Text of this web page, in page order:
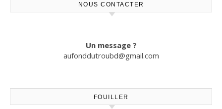
NOUS CONTACTER
Un message ?
aufonddutroubd@gmail.com
FOUILLER